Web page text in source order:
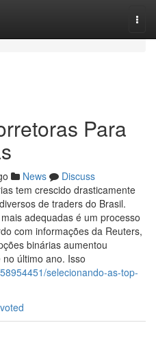
Para
News
Discuss
tem crescido drasticamente
de traders do Brasil.
adequadas é um processo
com informações da Reuters,
binárias aumentou
último ano. Isso
selecionando-as-top-